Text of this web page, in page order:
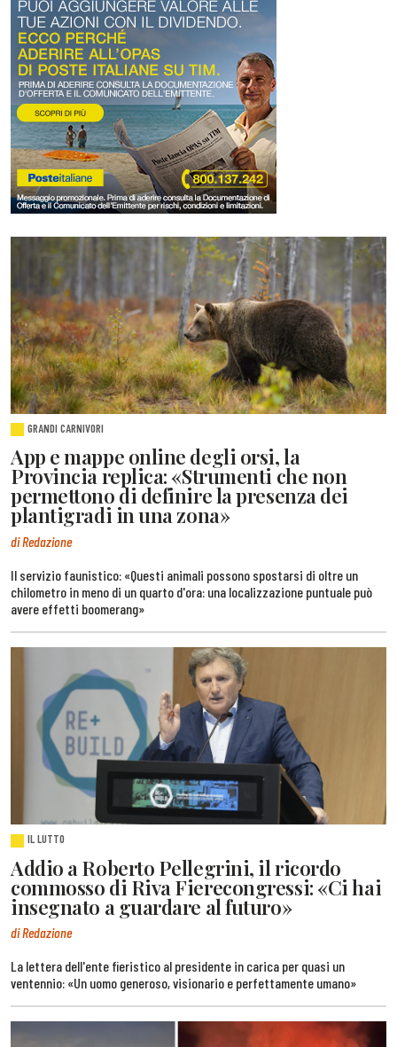
GRANDI CARNIVORI
App e mappe online degli orsi, la
Provincia replica: «Strumenti che non
permettono di definire la presenza dei
plantigradi in una zona»
di Redazione
Il servizio faunistico: «Questi animali possono spostarsi di oltre un
chilometro in meno di un quarto d'ora: una localizzazione puntuale può
avere effetti boomerang»
IL LUTTO
Addio a Roberto Pellegrini, il ricordo
commosso di Riva Fierecongressi: «Ci hai
insegnato a guardare al futuro»
di Redazione
La lettera dell'ente fieristico al presidente in carica per quasi un
ventennio: «Un uomo generoso, visionario e perfettamente umano»